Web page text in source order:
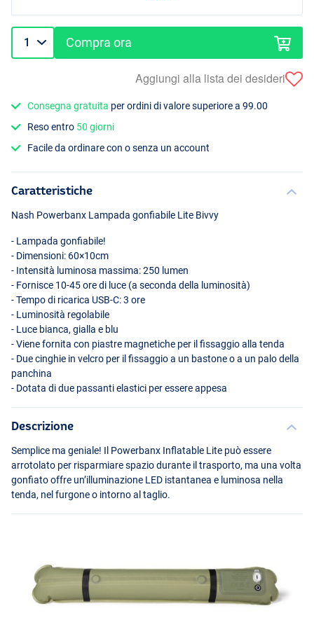
Compra ora
Aggiungi alla lista dei desideri
Consegna gratuita per ordini di valore superiore a 99.00
Reso entro 50 giorni
Facile da ordinare con o senza un account
Caratteristiche
Nash Powerbanx Lampada gonfiabile Lite Bivvy
- Lampada gonfiabile!
- Dimensioni: 60×10cm
- Intensità luminosa massima: 250 lumen
- Fornisce 10-45 ore di luce (a seconda della luminosità)
- Tempo di ricarica USB-C: 3 ore
- Luminosità regolabile
- Luce bianca, gialla e blu
- Viene fornita con piastre magnetiche per il fissaggio alla tenda
- Due cinghie in velcro per il fissaggio a un bastone o a un palo della
panchina
- Dotata di due passanti elastici per essere appesa
Descrizione
Semplice ma geniale! Il Powerbanx Inflatable Lite può essere
arrotolato per risparmiare spazio durante il trasporto, ma una volta
gonfiato offre un’illuminazione LED istantanea e luminosa nella
tenda, nel furgone o intorno al taglio.